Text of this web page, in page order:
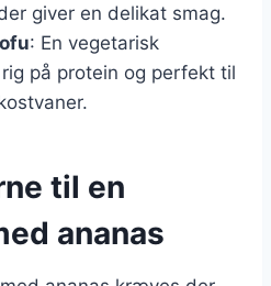
giver en delikat smag.
: En vegetarisk
på protein og perfekt til
til en
ananas